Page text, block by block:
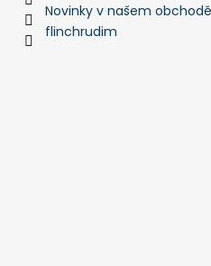
Novinky v našem
flinchrudim